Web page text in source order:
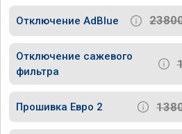
Отключение AdBlue
Отключение сажевого
фильтра
Прошивка Евро 2